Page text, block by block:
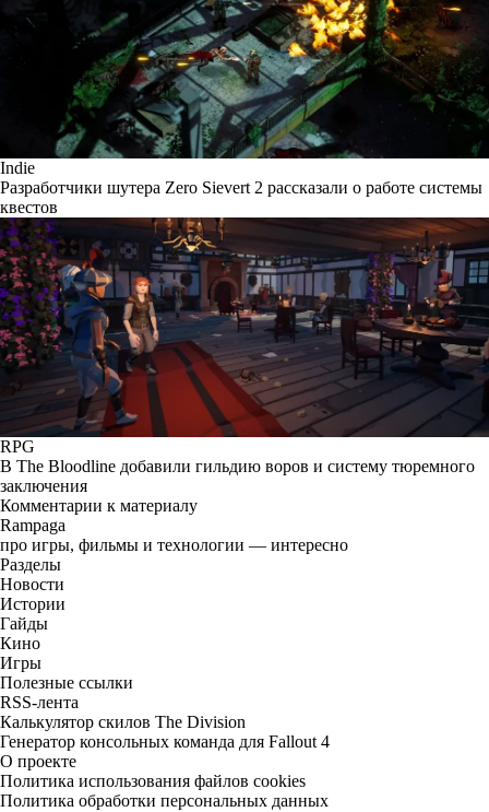
Indie
Разработчики шутера Zero Sievert 2 рассказали о работе системы
квестов
RPG
В The Bloodline добавили гильдию воров и систему тюремного
заключения
Комментарии к материалу
Rampaga
про игры, фильмы и технологии — интересно
Разделы
Новости
Истории
Гайды
Кино
Игры
Полезные ссылки
RSS-лента
Калькулятор скилов The Division
Генератор консольных команда для Fallout 4
О проекте
Политика использования файлов cookies
Политика обработки персональных данных